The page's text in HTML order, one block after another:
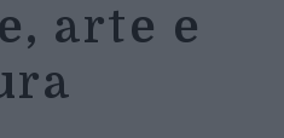
arte e